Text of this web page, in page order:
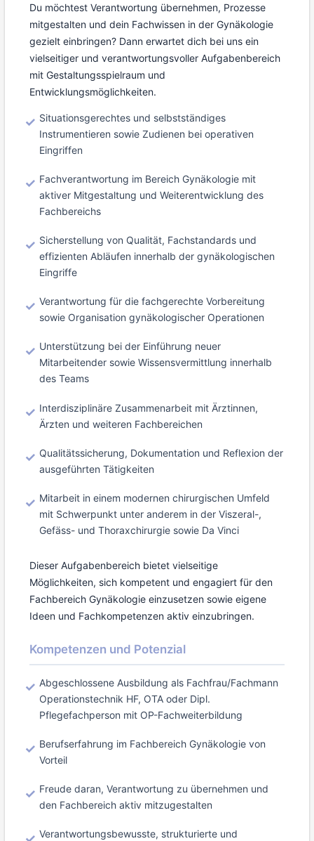
Du möchtest Verantwortung übernehmen, Prozesse
mitgestalten und dein Fachwissen in der Gynäkologie
gezielt einbringen? Dann erwartet dich bei uns ein
vielseitiger und verantwortungsvoller Aufgabenbereich
mit Gestaltungsspielraum und
Entwicklungsmöglichkeiten.
Situationsgerechtes und selbstständiges
Instrumentieren sowie Zudienen bei operativen
Eingriffen
Fachverantwortung im Bereich Gynäkologie mit
aktiver Mitgestaltung und Weiterentwicklung des
Fachbereichs
Sicherstellung von Qualität, Fachstandards und
effizienten Abläufen innerhalb der gynäkologischen
Eingriffe
Verantwortung für die fachgerechte Vorbereitung
sowie Organisation gynäkologischer Operationen
Unterstützung bei der Einführung neuer
Mitarbeitender sowie Wissensvermittlung innerhalb
des Teams
Interdisziplinäre Zusammenarbeit mit Ärztinnen,
Ärzten und weiteren Fachbereichen
Qualitätssicherung, Dokumentation und Reflexion der
ausgeführten Tätigkeiten
Mitarbeit in einem modernen chirurgischen Umfeld
mit Schwerpunkt unter anderem in der Viszeral-,
Gefäss- und Thoraxchirurgie sowie Da Vinci
Dieser Aufgabenbereich bietet vielseitige
Möglichkeiten, sich kompetent und engagiert für den
Fachbereich Gynäkologie einzusetzen sowie eigene
Ideen und Fachkompetenzen aktiv einzubringen.
Kompetenzen und Potenzial
Abgeschlossene Ausbildung als Fachfrau/Fachmann
Operationstechnik HF, OTA oder Dipl.
Pflegefachperson mit OP-Fachweiterbildung
Berufserfahrung im Fachbereich Gynäkologie von
Vorteil
Freude daran, Verantwortung zu übernehmen und
den Fachbereich aktiv mitzugestalten
Verantwortungsbewusste, strukturierte und